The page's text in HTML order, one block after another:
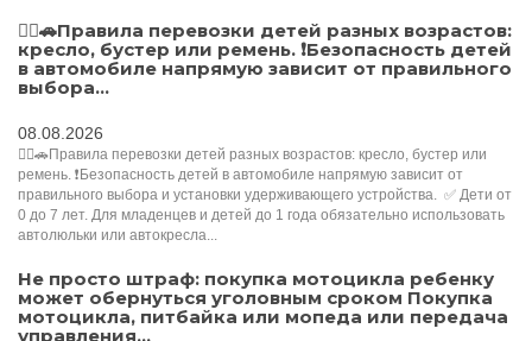
👮‍♂️🚗Правила перевозки детей разных возрастов:
кресло, бустер или ремень. ❗️Безопасность детей
в автомобиле напрямую зависит от правильного
выбора...
08.08.2026
👮‍♂️🚗Правила перевозки детей разных возрастов: кресло, бустер или
ремень. ❗️Безопасность детей в автомобиле напрямую зависит от
правильного выбора и установки удерживающего устройства. ✅️ Дети от
0 до 7 лет. Для младенцев и детей до 1 года обязательно использовать
автолюльки или автокресла...
Не просто штраф: покупка мотоцикла ребенку
может обернуться уголовным сроком Покупка
мотоцикла, питбайка или мопеда или передача
управления...